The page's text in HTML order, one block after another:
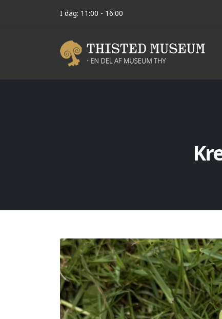
I dag: 11:00 - 16:00